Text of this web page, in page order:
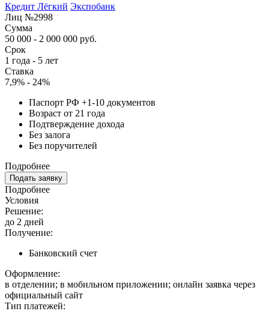
Кредит Лёгкий Экспобанк
Лиц №2998
Сумма
50 000 - 2 000 000 руб.
Срок
1 года - 5 лет
Ставка
7,9% - 24%
Паспорт РФ +1-10 документов
Возраст от 21 года
Подтверждение дохода
Без залога
Без поручителей
Подробнее
Подать заявку
Подробнее
Условия
Решение:
до 2 дней
Получение:
Банковский счет
Оформление:
в отделении; в мобильном приложении; онлайн заявка через
официальный сайт
Тип платежей: